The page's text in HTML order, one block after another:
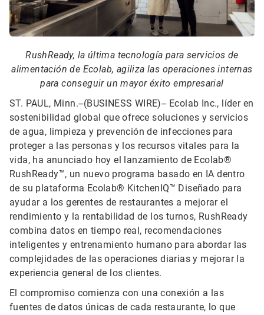
RushReady, la última tecnología para servicios de
alimentación de Ecolab, agiliza las operaciones internas
para conseguir un mayor éxito empresarial
ST. PAUL, Minn.--(BUSINESS WIRE)-- Ecolab Inc., líder en
sostenibilidad global que ofrece soluciones y servicios
de agua, limpieza y prevención de infecciones para
proteger a las personas y los recursos vitales para la
vida, ha anunciado hoy el lanzamiento de Ecolab®
RushReady™, un nuevo programa basado en IA dentro
de su plataforma Ecolab® KitchenIQ™ Diseñado para
ayudar a los gerentes de restaurantes a mejorar el
rendimiento y la rentabilidad de los turnos, RushReady
combina datos en tiempo real, recomendaciones
inteligentes y entrenamiento humano para abordar las
complejidades de las operaciones diarias y mejorar la
experiencia general de los clientes.
El compromiso comienza con una conexión a las
fuentes de datos únicas de cada restaurante, lo que